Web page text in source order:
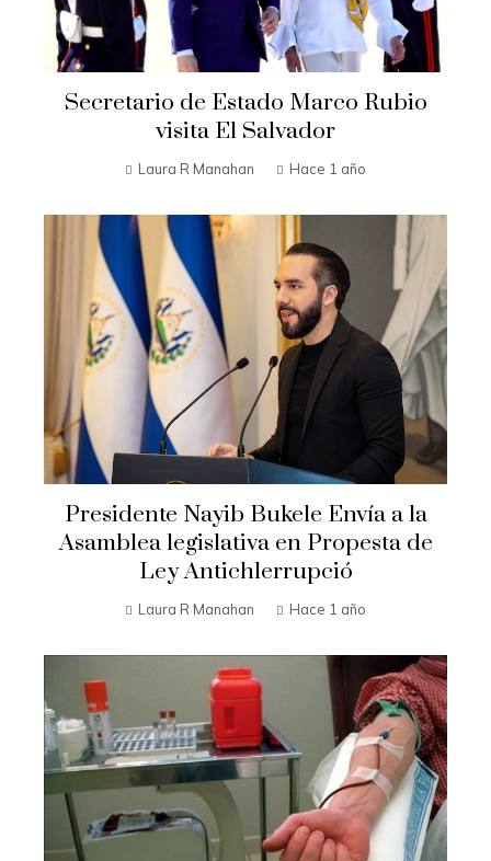
Secretario de Estado Marco Rubio
visita El Salvador
Laura R Manahan Hace 1 año
Presidente Nayib Bukele Envía a la
Asamblea legislativa en Propesta de
Ley Antichlerrupció
Laura R Manahan Hace 1 año